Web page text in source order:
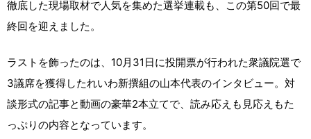
徹底した現場取材で人気を集めた選挙連載も、この第50回で最
終回を迎えました。
ラストを飾ったのは、10月31日に投開票が行われた衆議院選で
3議席を獲得したれいわ新撰組の山本代表のインタビュー。対
談形式の記事と動画の豪華2本立てで、読み応えも見応えもた
っぷりの内容となっています。